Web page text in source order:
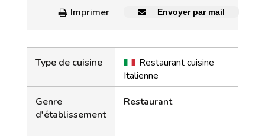
Imprimer
Envoyer par mail
Type de cuisine
Restaurant cuisine
Italienne
Genre
d'établissement
Restaurant